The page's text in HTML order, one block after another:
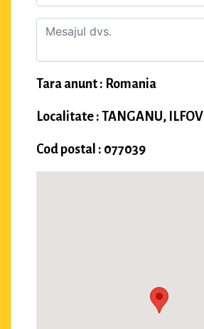
Tara anunt : Romania
Localitate : TANGANU, ILFOV
Cod postal : 077039